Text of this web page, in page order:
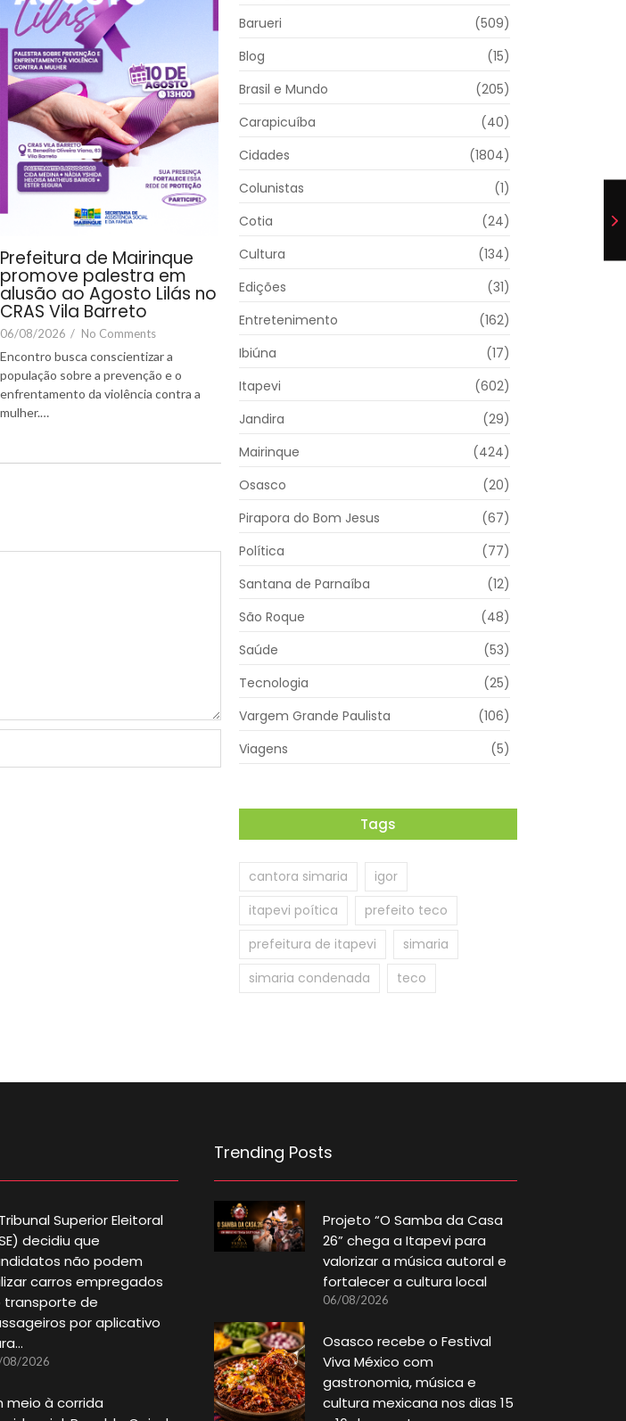
Prefeitura de Mairinque
promove palestra em
alusão ao Agosto Lilás no
CRAS Vila Barreto
06/08/2026 / No Comments
Encontro busca conscientizar a
população sobre a prevenção e o
enfrentamento da violência contra a
mulher.…
Barueri
(509)
Blog
(15)
Brasil e Mundo
(205)
Carapicuíba
(40)
Cidades
(1804)
Colunistas
(1)
Cotia
(24)
Cultura
(134)
Edições
(31)
Entretenimento
(162)
Ibiúna
(17)
Itapevi
(602)
Jandira
(29)
Mairinque
(424)
Osasco
(20)
Pirapora do Bom Jesus
(67)
Política
(77)
Santana de Parnaíba
(12)
São Roque
(48)
Saúde
(53)
Tecnologia
(25)
Vargem Grande Paulista
(106)
Viagens
(5)
Tags
cantora simaria
igor
itapevi poítica
prefeito teco
prefeitura de itapevi
simaria
simaria condenada
teco
Superior Eleitoral
decidiu que
não podem
carros empregados
transporte de
por aplicativo
08/2026
meio à corrida
Trending Posts
Projeto “O Samba da Casa
26” chega a Itapevi para
valorizar a música autoral e
fortalecer a cultura local
06/08/2026
Osasco recebe o Festival
Viva México com
gastronomia, música e
cultura mexicana nos dias 15